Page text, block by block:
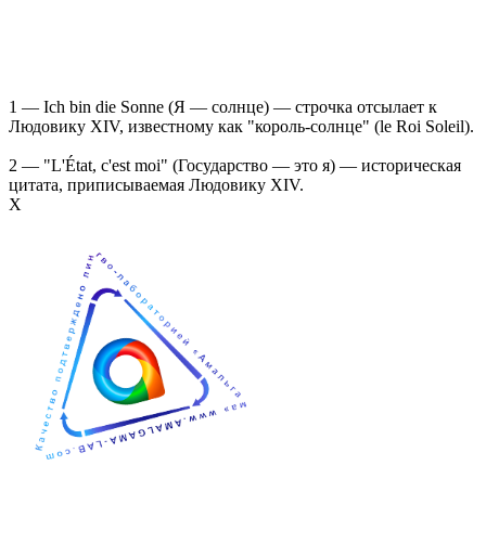
1 — Ich bin die Sonne (Я — солнце) — строчка отсылает к
Людовику XIV, известному как "король-солнце" (le Roi Soleil).
2 — "L'État, c'est moi" (Государство — это я) — историческая
цитата, приписываемая Людовику XIV.
Х